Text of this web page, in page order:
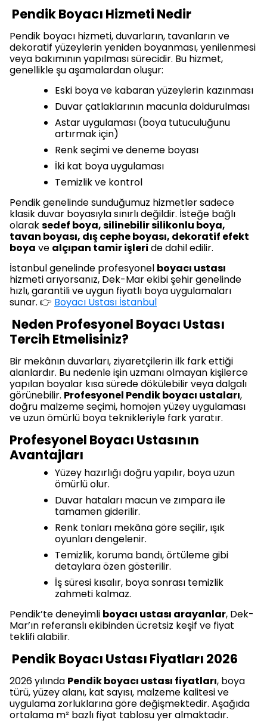
Pendik Boyacı Hizmeti Nedir
Pendik boyacı hizmeti, duvarların, tavanların ve
dekoratif yüzeylerin yeniden boyanması, yenilenmesi
veya bakımının yapılması sürecidir. Bu hizmet,
genellikle şu aşamalardan oluşur:
Eski boya ve kabaran yüzeylerin kazınması
Duvar çatlaklarının macunla doldurulması
Astar uygulaması (boya tutuculuğunu
artırmak için)
Renk seçimi ve deneme boyası
İki kat boya uygulaması
Temizlik ve kontrol
Pendik genelinde sunduğumuz hizmetler sadece
klasik duvar boyasıyla sınırlı değildir. İsteğe bağlı
olaraksedef boya, silinebilir silikonlu boya,
tavan boyası, dış cephe boyası, dekoratif efekt
boya ve alçıpan tamir işleri de dahil edilir.
İstanbul genelinde profesyonel boyacı ustası
hizmeti arıyorsanız, Dek-Mar ekibi şehir genelinde
hızlı, garantili ve uygun fiyatlı boya uygulamaları
sunar. 👉 Boyacı Ustası İstanbul
Neden Profesyonel Boyacı Ustası
Tercih Etmelisiniz?
Bir mekânın duvarları, ziyaretçilerin ilk fark ettiği
alanlardır. Bu nedenle işin uzmanı olmayan kişilerce
yapılan boyalar kısa sürede dökülebilir veya dalgalı
görünebilir. Profesyonel Pendik boyacı ustaları,
doğru malzeme seçimi, homojen yüzey uygulaması
ve uzun ömürlü boya teknikleriyle fark yaratır.
Profesyonel Boyacı Ustasının
Avantajları
Yüzey hazırlığı doğru yapılır, boya uzun
ömürlü olur.
Duvar hataları macun ve zımpara ile
tamamen giderilir.
Renk tonları mekâna göre seçilir, ışık
oyunları dengelenir.
Temizlik, koruma bandı, örtüleme gibi
detaylara özen gösterilir.
İş süresi kısalır, boya sonrası temizlik
zahmeti kalmaz.
Pendik’te deneyimli boyacı ustası arayanlar, Dek-
Mar’ın referanslı ekibinden ücretsiz keşif ve fiyat
teklifi alabilir.
Pendik Boyacı Ustası Fiyatları 2026
2026 yılında Pendik boyacı ustası fiyatları, boya
türü, yüzey alanı, kat sayısı, malzeme kalitesi ve
uygulama zorluklarına göre değişmektedir. Aşağıda
ortalama m² bazlı fiyat tablosu yer almaktadır.